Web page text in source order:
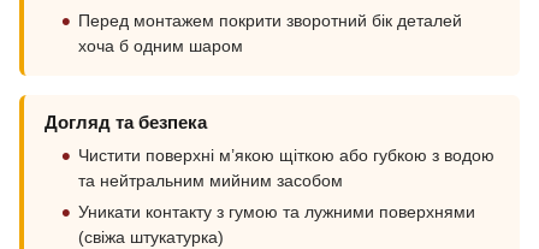
Перед монтажем покрити зворотний бік деталей
хоча б одним шаром
Догляд та безпека
Чистити поверхні м’якою щіткою або губкою з водою
та нейтральним мийним засобом
Уникати контакту з гумою та лужними поверхнями
(свіжа штукатурка)